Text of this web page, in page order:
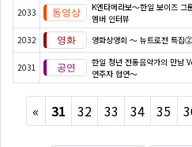
2033
K엔타메라보～한일 보이즈
멤버 인터뷰
2032 영화상영회 ～ 뉴트로전 특집
2031
한일 청년 전통음악가의 만남
연주자 협연～
« Previous
31 32 33 34 35